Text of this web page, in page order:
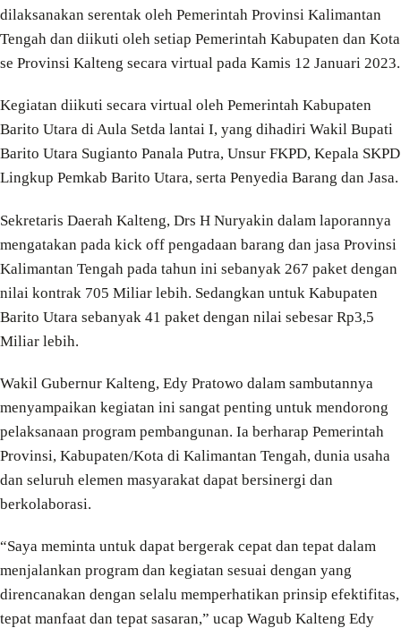
dilaksanakan serentak oleh Pemerintah Provinsi Kalimantan
Tengah dan diikuti oleh setiap Pemerintah Kabupaten dan Kota
se Provinsi Kalteng secara virtual pada Kamis 12 Januari 2023.
Kegiatan diikuti secara virtual oleh Pemerintah Kabupaten
Barito Utara di Aula Setda lantai I, yang dihadiri Wakil Bupati
Barito Utara Sugianto Panala Putra, Unsur FKPD, Kepala SKPD
Lingkup Pemkab Barito Utara, serta Penyedia Barang dan Jasa.
Sekretaris Daerah Kalteng, Drs H Nuryakin dalam laporannya
mengatakan pada kick off pengadaan barang dan jasa Provinsi
Kalimantan Tengah pada tahun ini sebanyak 267 paket dengan
nilai kontrak 705 Miliar lebih. Sedangkan untuk Kabupaten
Barito Utara sebanyak 41 paket dengan nilai sebesar Rp3,5
Miliar lebih.
Wakil Gubernur Kalteng, Edy Pratowo dalam sambutannya
menyampaikan kegiatan ini sangat penting untuk mendorong
pelaksanaan program pembangunan. Ia berharap Pemerintah
Provinsi, Kabupaten/Kota di Kalimantan Tengah, dunia usaha
dan seluruh elemen masyarakat dapat bersinergi dan
berkolaborasi.
“Saya meminta untuk dapat bergerak cepat dan tepat dalam
menjalankan program dan kegiatan sesuai dengan yang
direncanakan dengan selalu memperhatikan prinsip efektifitas,
tepat manfaat dan tepat sasaran,” ucap Wagub Kalteng Edy